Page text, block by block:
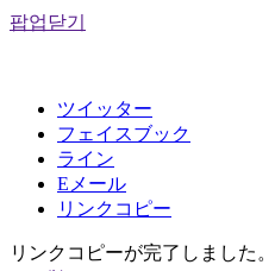
팝업닫기
ツイッター
フェイスブック
ライン
Eメール
リンクコピー
リンクコピーが完了しました。